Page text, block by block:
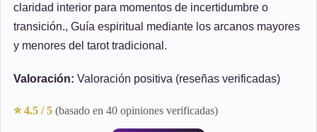
claridad interior para momentos de incertidumbre o
transición., Guía espiritual mediante los arcanos mayores
y menores del tarot tradicional.
Valoración: Valoración positiva (reseñas verificadas)
⭐ 4.5 / 5 (basado en 40 opiniones verificadas)